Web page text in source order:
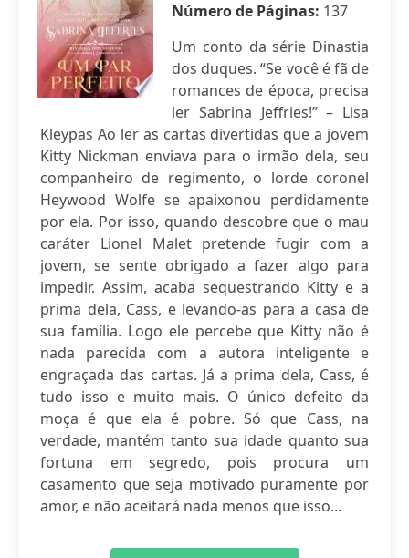
Número de Páginas: 137
Um conto da série Dinastia
dos duques. “Se você é fã de
romances de época, precisa
ler Sabrina Jeffries!” – Lisa
Kleypas Ao ler as cartas divertidas que a jovem
Kitty Nickman enviava para o irmão dela, seu
companheiro de regimento, o lorde coronel
Heywood Wolfe se apaixonou perdidamente
por ela. Por isso, quando descobre que o mau
caráter Lionel Malet pretende fugir com a
jovem, se sente obrigado a fazer algo para
impedir. Assim, acaba sequestrando Kitty e a
prima dela, Cass, e levando-as para a casa de
sua família. Logo ele percebe que Kitty não é
nada parecida com a autora inteligente e
engraçada das cartas. Já a prima dela, Cass, é
tudo isso e muito mais. O único defeito da
moça é que ela é pobre. Só que Cass, na
verdade, mantém tanto sua idade quanto sua
fortuna em segredo, pois procura um
casamento que seja motivado puramente por
amor, e não aceitará nada menos que isso...